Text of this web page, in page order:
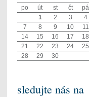
po út st čt pá
1
2 3 4
7
8 9 10 11
14
15 16 17 18
21
22 23 24 25
28
29 30
sledujte nás na